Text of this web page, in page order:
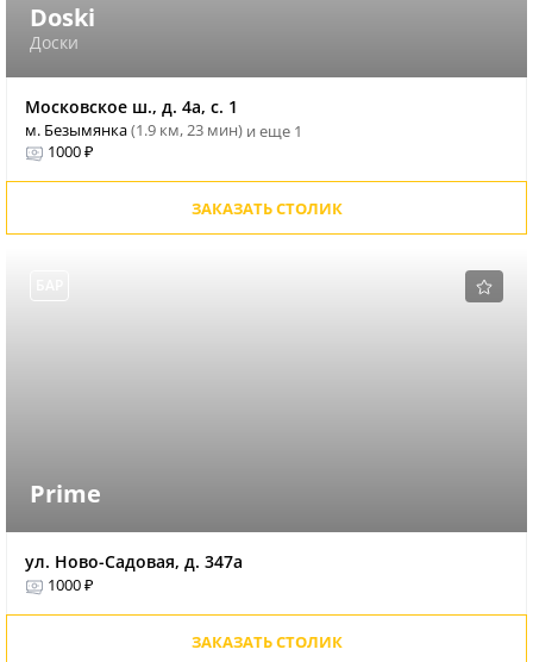
Doski
Доски
Московское ш., д. 4а, с. 1
м. Безымянка(1.9 км, 23 мин) и еще 1
1000 ₽
ЗАКАЗАТЬ СТОЛИК
Prime
ул. Ново-Садовая, д. 347а
1000 ₽
ЗАКАЗАТЬ СТОЛИК